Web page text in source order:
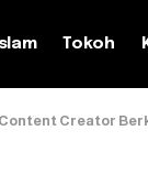
Tokoh
Creator